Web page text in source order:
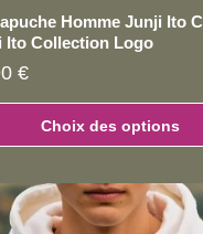
Homme Junji Ito
Ito Collection Logo
€
Choix des options